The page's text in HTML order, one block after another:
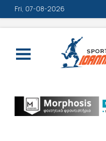
Fri, 07-08-2026